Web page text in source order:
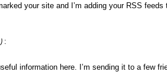
your site and I’m adding your RSS
:
information here. I’m sending it to a few